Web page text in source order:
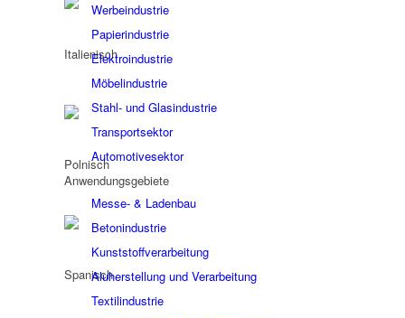
Werbeindustrie
Papierindustrie
Elektroindustrie
Möbelindustrie
Stahl- und Glasindustrie
Transportsektor
Automotivesektor
Anwendungsgebiete
Messe- & Ladenbau
Betonindustrie
Kunststoffverarbeitung
Aluherstellung und Verarbeitung
Textilindustrie